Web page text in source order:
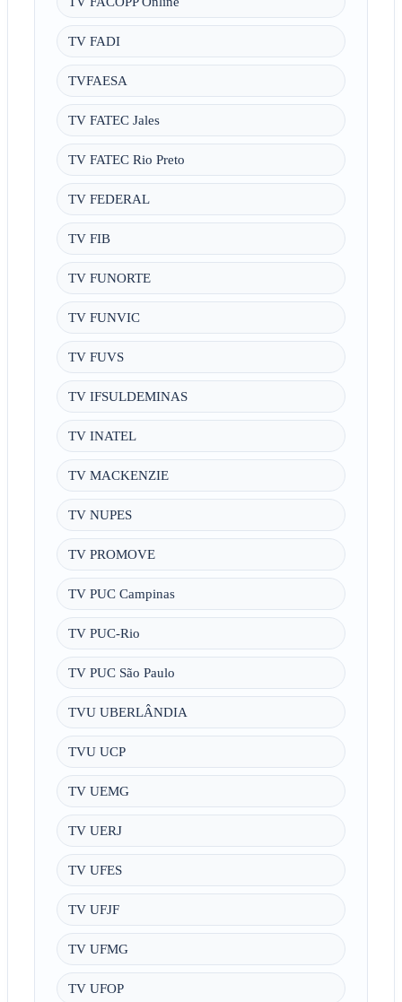
TV FADI
TVFAESA
TV FATEC Jales
TV FATEC Rio Preto
TV FEDERAL
TV FIB
TV FUNORTE
TV FUNVIC
TV FUVS
TV IFSULDEMINAS
TV INATEL
TV MACKENZIE
TV NUPES
TV PROMOVE
TV PUC Campinas
TV PUC-Rio
TV PUC São Paulo
TVU UBERLÂNDIA
TVU UCP
TV UEMG
TV UERJ
TV UFES
TV UFJF
TV UFMG
TV UFOP